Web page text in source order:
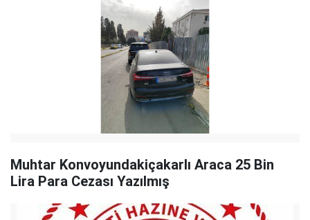
Muhtar Konvoyundakiçakarlı Araca 25 Bin
Lira Para Cezası Yazılmış